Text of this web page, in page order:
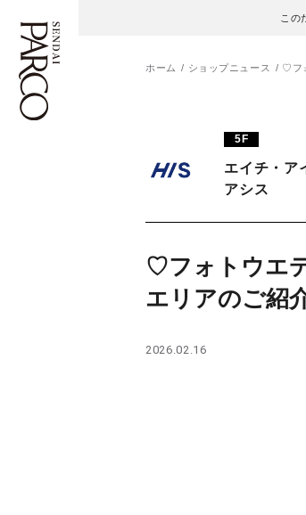
この
施設案内・アクセス
イベント・ポップアップ
ニュース
レストラン・カフェ
TAX FREE
ภาษาไทย
ホーム ショップニュース ♡フ
5F
エイチ・
アシス
♡フォトウエ
エリアのご紹
2026.02.16